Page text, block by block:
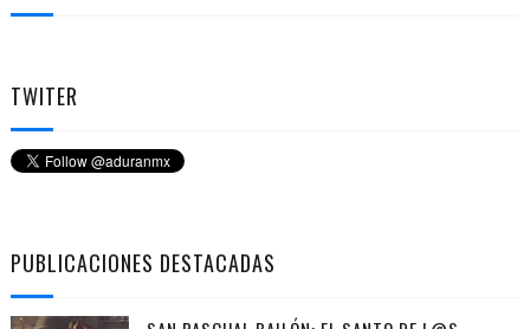
TWITER
PUBLICACIONES DESTACADAS